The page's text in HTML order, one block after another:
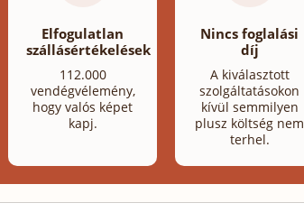
Elfogulatlan
szállásértékelések
112.000
vendégvélemény,
hogy valós képet
kapj.
Nincs foglalási
díj
A kiválasztott
szolgáltatásokon
kívül semmilyen
plusz költség nem
terhel.